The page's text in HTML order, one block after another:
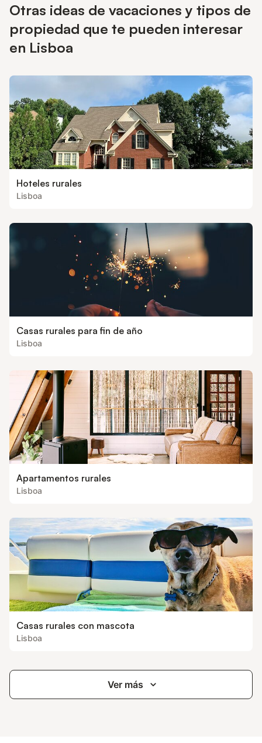
Otras ideas de vacaciones y tipos de
propiedad que te pueden interesar
en Lisboa
Hoteles rurales
Lisboa
Casas rurales para fin de año
Lisboa
Apartamentos rurales
Lisboa
Casas rurales con mascota
Lisboa
Ver más